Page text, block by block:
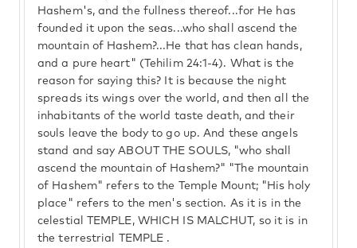
Hashem's, and the fullness thereof...for He has
founded it upon the seas...who shall ascend the
mountain of Hashem?...He that has clean hands,
and a pure heart" (Tehilim 24:1-4). What is the
reason for saying this? It is because the night
spreads its wings over the world, and then all the
inhabitants of the world taste death, and their
souls leave the body to go up. And these angels
stand and say ABOUT THE SOULS, "who shall
ascend the mountain of Hashem?" "The mountain
of Hashem" refers to the Temple Mount; "His holy
place" refers to the men's section. As it is in the
celestial TEMPLE, WHICH IS MALCHUT, so it is in
the terrestrial TEMPLE .